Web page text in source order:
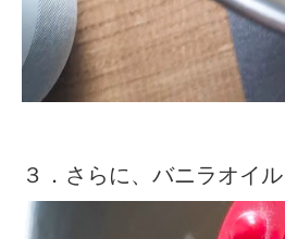
３．さらに、バニラオイ